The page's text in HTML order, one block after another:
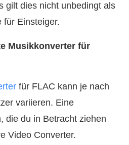
gilt dies nicht unbedingt als
für Einsteiger.
Musikkonverter für
für FLAC kann je nach
variieren. Eine
die du in Betracht ziehen
Video Converter.